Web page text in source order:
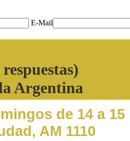
E-Mail
Argentina
de 14 a 15
AM 1110